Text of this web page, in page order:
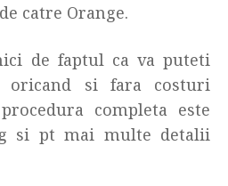
catre Orange.
de faptul ca va puteti
oricand si fara costuri
completa este
si pt mai multe detalii